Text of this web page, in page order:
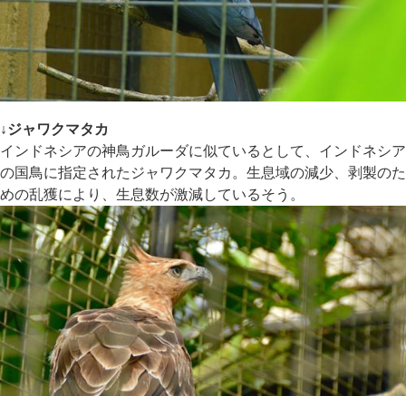
↓ジャワクマタカ
インドネシアの神鳥ガルーダに似ているとして、インドネシア
の国鳥に指定されたジャワクマタカ。生息域の減少、剥製のた
めの乱獲により、生息数が激減しているそう。